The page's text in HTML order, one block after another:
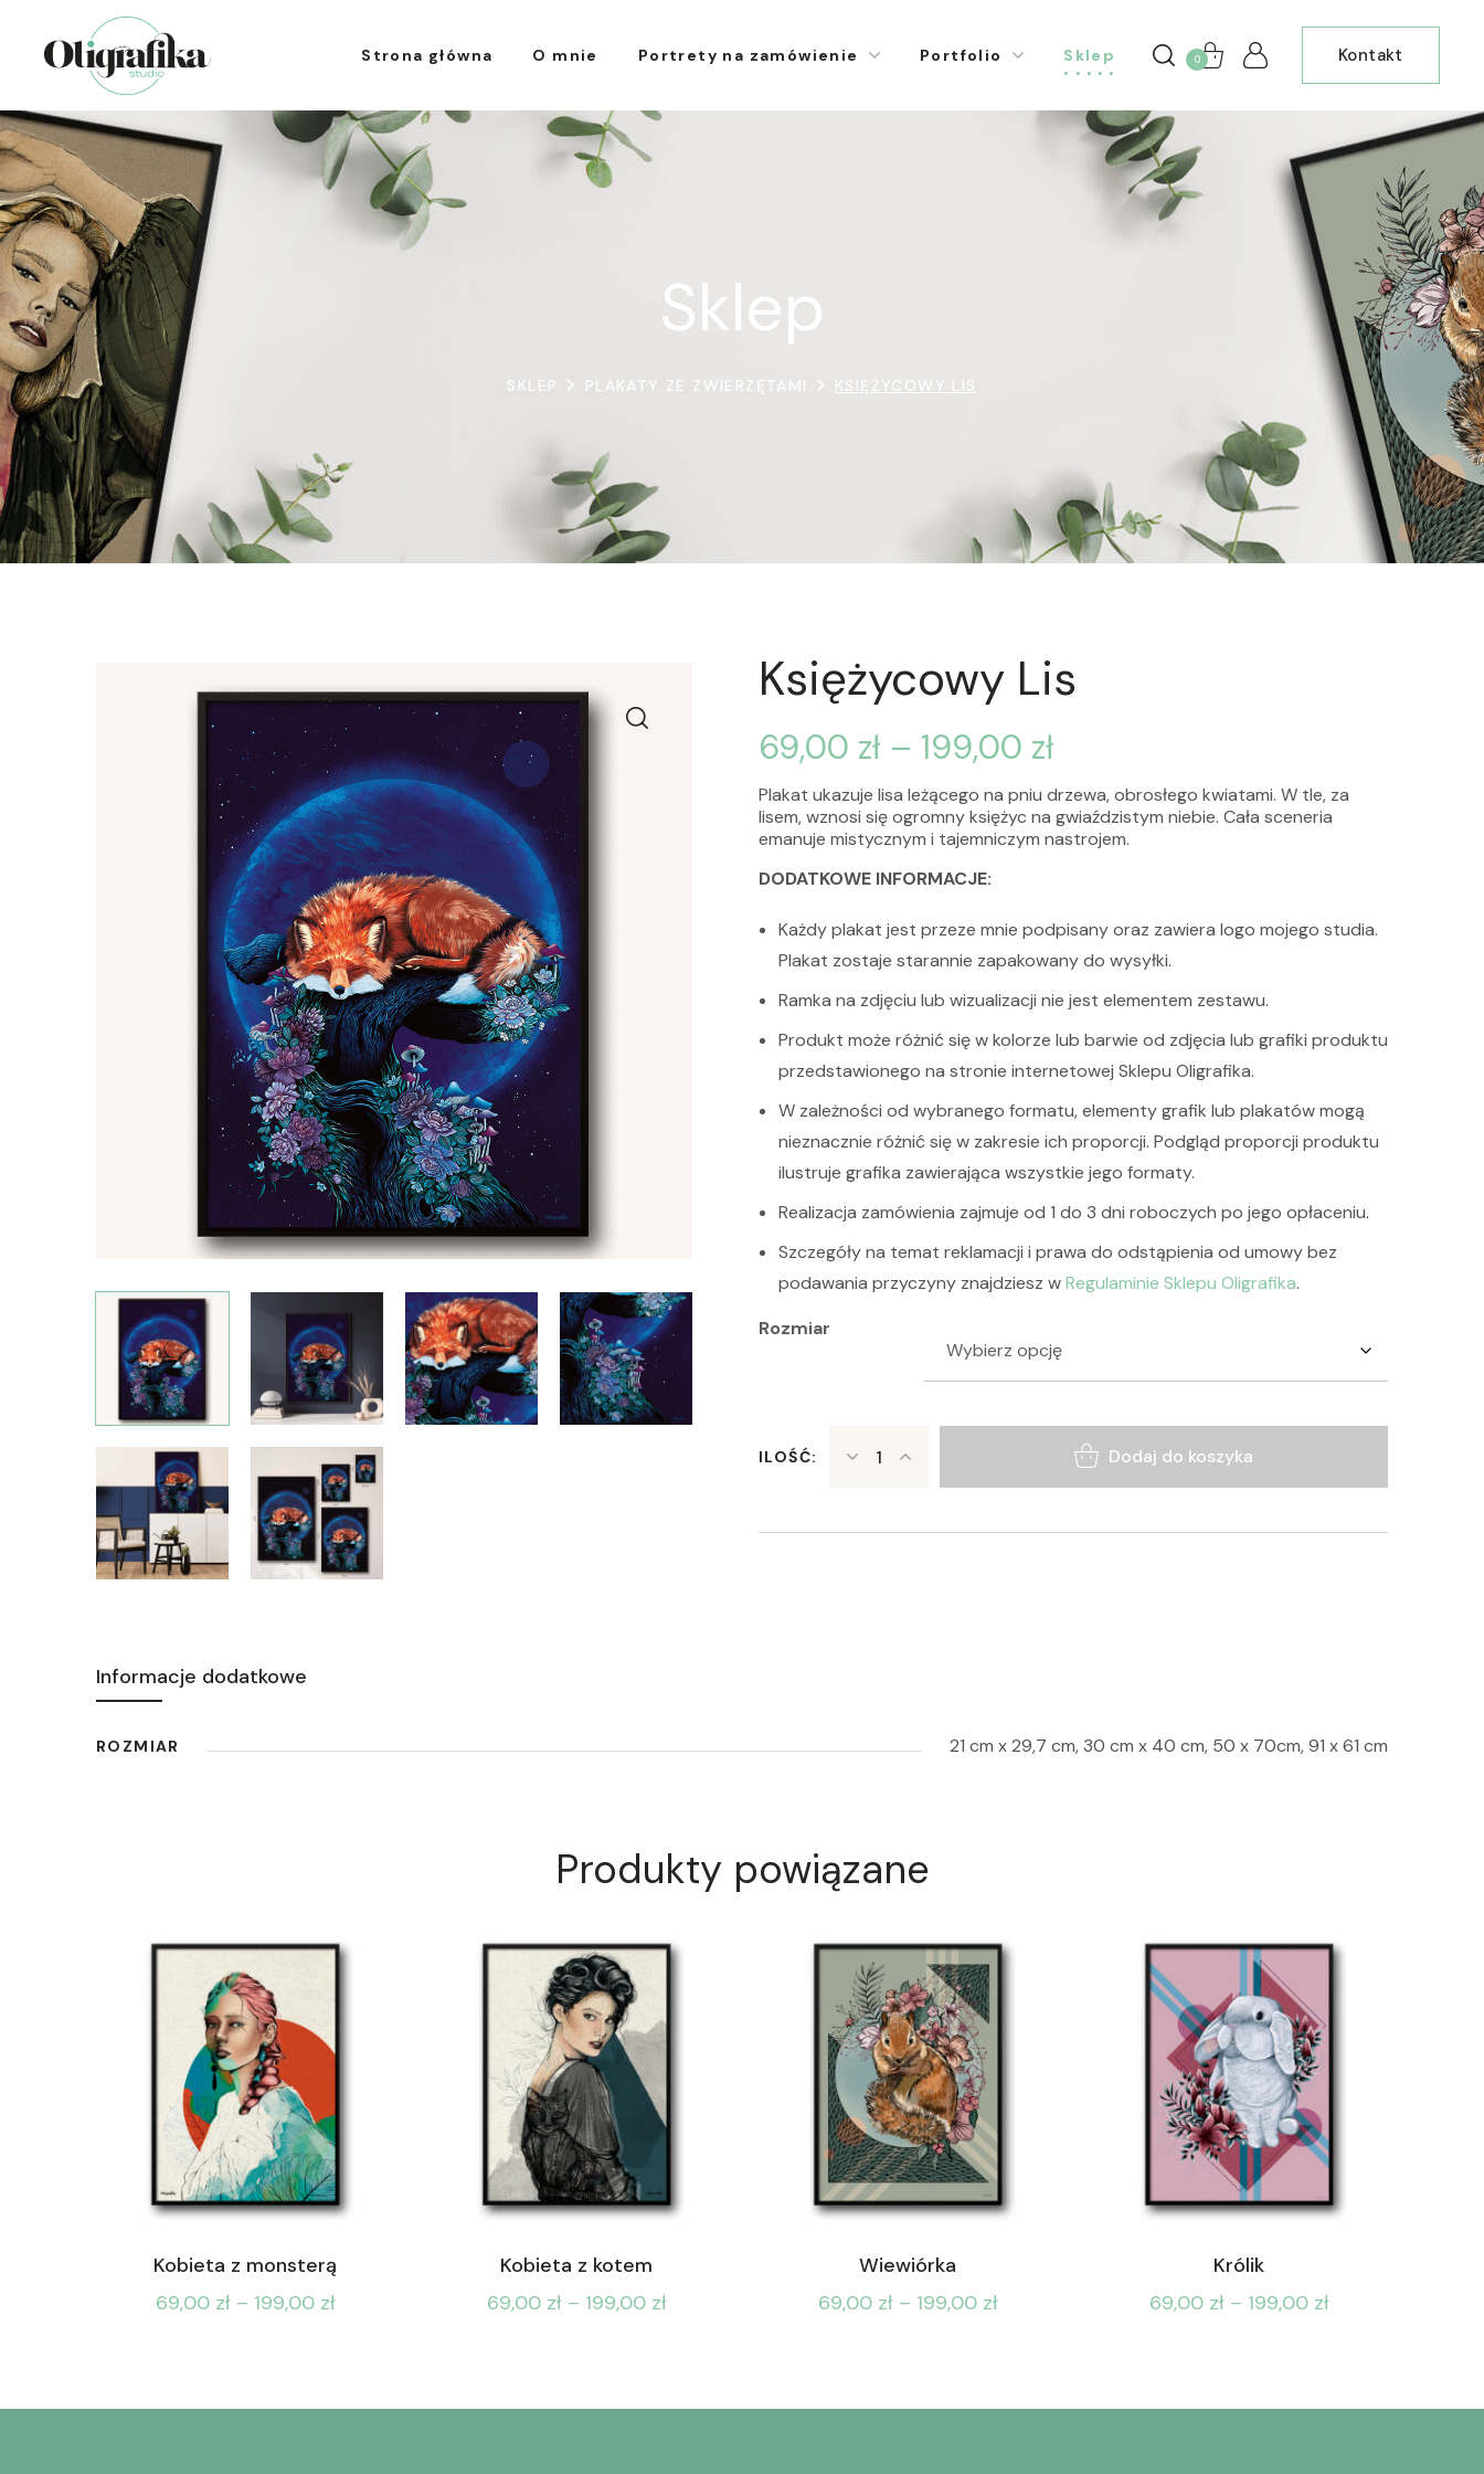
Strona główna O mnie Portrety na zamówienie Portfolio Sklep 0 Kontakt
Sklep
SKLEP PLAKATY ZE ZWIERZĘTAMI KSIĘŻYCOWY LIS
Księżycowy Lis
69,00 zł – 199,00 zł
Plakat ukazuje lisa leżącego na pniu drzewa, obrosłego kwiatami. W tle, za
lisem, wznosi się ogromny księżyc na gwiaździstym niebie. Cała sceneria
emanuje mistycznym i tajemniczym nastrojem.
DODATKOWE INFORMACJE:
Każdy plakat jest przeze mnie podpisany oraz zawiera logo mojego studia.
Plakat zostaje starannie zapakowany do wysyłki.
Ramka na zdjęciu lub wizualizacji nie jest elementem zestawu.
Produkt może różnić się w kolorze lub barwie od zdjęcia lub grafiki produktu
przedstawionego na stronie internetowej Sklepu Oligrafika.
W zależności od wybranego formatu, elementy grafik lub plakatów mogą
nieznacznie różnić się w zakresie ich proporcji. Podgląd proporcji produktu
ilustruje grafika zawierająca wszystkie jego formaty.
Realizacja zamówienia zajmuje od 1 do 3 dni roboczych po jego opłaceniu.
Szczegóły na temat reklamacji i prawa do odstąpienia od umowy bez
podawania przyczyny znajdziesz wRegulaminie Sklepu Oligrafika.
Rozmiar
ILOŚĆ: Dodaj do koszyka
Informacje dodatkowe
ROZMIAR 21 cm x 29,7 cm, 30 cm x 40 cm, 50 x 70cm, 91 x 61 cm
Produkty powiązane
Kobieta z monsterą
69,00 zł – 199,00 zł
Kobieta z kotem
69,00 zł – 199,00 zł
Wiewiórka
69,00 zł – 199,00 zł
Królik
69,00 zł – 199,00 zł